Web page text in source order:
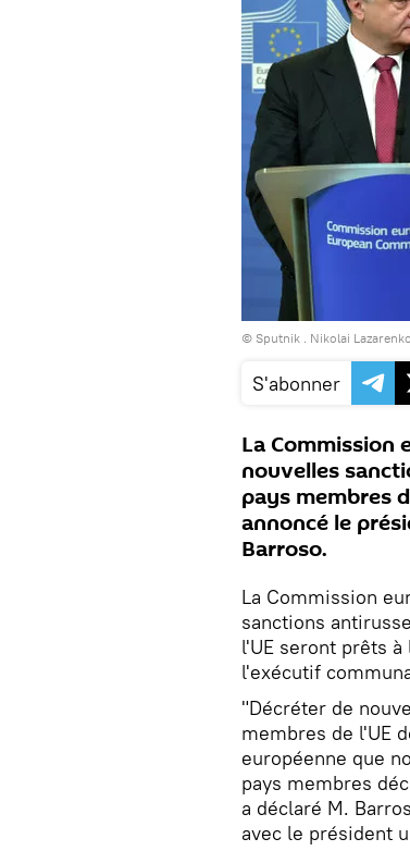
© Sputnik . Nikolai Lazarenko
S'abonner
La Commission
nouvelles
pays membres
annoncé le
Barroso.
La Commission
sanctions
l'UE seront prêts
l'exécutif
"Décréter de
membres de l'UE
européenne que
pays membres
a déclaré M.
avec le président